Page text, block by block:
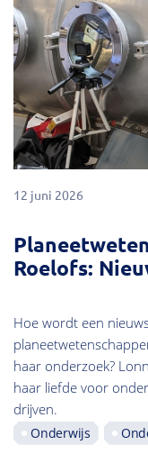
12 juni 2026
Roelofs:
Hoe wordt een
haar onderzoek?
haar liefde voor
drijven.
Onderwijs